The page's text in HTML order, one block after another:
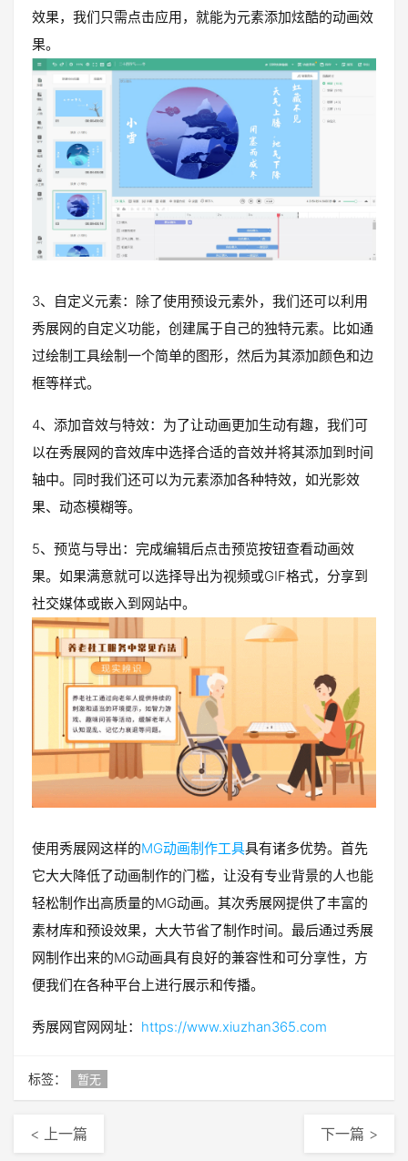
效果，我们只需点击应用，就能为元素添加炫酷的动画效
果。
3、自定义元素：除了使用预设元素外，我们还可以利用
秀展网的自定义功能，创建属于自己的独特元素。比如通
过绘制工具绘制一个简单的图形，然后为其添加颜色和边
框等样式。
4、添加音效与特效：为了让动画更加生动有趣，我们可
以在秀展网的音效库中选择合适的音效并将其添加到时间
轴中。同时我们还可以为元素添加各种特效，如光影效
果、动态模糊等。
5、预览与导出：完成编辑后点击预览按钮查看动画效
果。如果满意就可以选择导出为视频或GIF格式，分享到
社交媒体或嵌入到网站中。
使用秀展网这样的MG动画制作工具具有诸多优势。首先
它大大降低了动画制作的门槛，让没有专业背景的人也能
轻松制作出高质量的MG动画。其次秀展网提供了丰富的
素材库和预设效果，大大节省了制作时间。最后通过秀展
网制作出来的MG动画具有良好的兼容性和可分享性，方
便我们在各种平台上进行展示和传播。
秀展网官网网址： https://www.xiuzhan365.com
标签： 暂无
< 上一篇 下一篇 >